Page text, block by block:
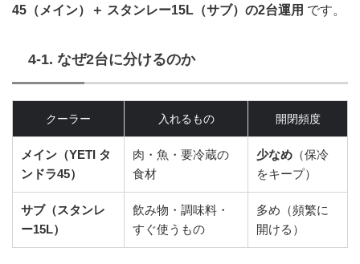
45（メイン）＋ スタンレー15L（サブ）の2台運用 です。
4-1. なぜ2台に分けるのか
クーラー 入れるもの 開閉頻度
メイン（YETI タ
ンドラ45）
肉・魚・要冷蔵の
食材
少なめ （保冷
をキープ）
サブ（スタンレ
ー15L）
飲み物・調味料・
すぐ使うもの
多め（頻繁に
開ける）